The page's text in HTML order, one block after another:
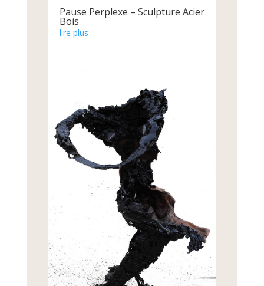
Pause Perplexe – Sculpture Acier
Bois
lire plus